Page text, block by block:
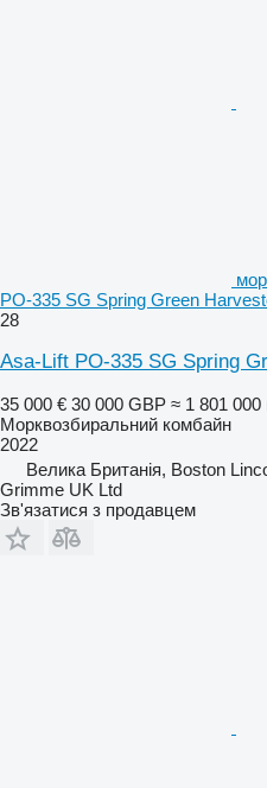
PO-335 SG Spring Green
28
Asa-Lift PO-335 SG Spring
35 000 € 30 000 GBP ≈ 1 801 000
Морквозбиральний комбайн
2022
Велика Британія, Boston
Grimme UK Ltd
Зв'язатися з продавцем